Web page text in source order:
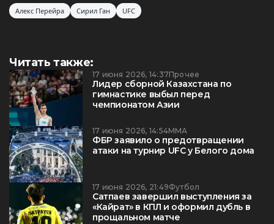
Алекс Перейра Сирил Ган UFC
Читать также:
17 июня 2026, 14:37Прочее
Лидер сборной Казахстана по
гимнастике выбыл перед
чемпионатом Азии
17 июня 2026, 14:54ММА
ФБР заявило о предотвращении
атаки на турнир UFC у Белого дома
17 июня 2026, 21:49Футбол
Сатпаев завершил выступления за
«Кайрат» в КПЛ и оформил дубль в
прощальном матче